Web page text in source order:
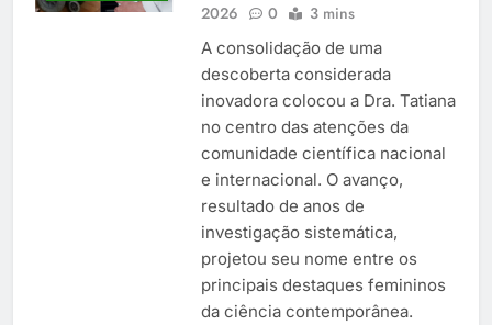
2026
0 3 mins
A consolidação de uma
descoberta considerada
inovadora colocou a Dra. Tatiana
no centro das atenções da
comunidade científica nacional
e internacional. O avanço,
resultado de anos de
investigação sistemática,
projetou seu nome entre os
principais destaques femininos
da ciência contemporânea.